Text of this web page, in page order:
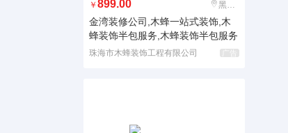
￥ 899.00 黑龙江
金湾装修公司,木蜂一站式装饰,木
蜂装饰半包服务,木蜂装饰半包服务
珠海市木蜂装饰工程有限公司 广告